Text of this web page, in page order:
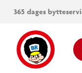
365 dages